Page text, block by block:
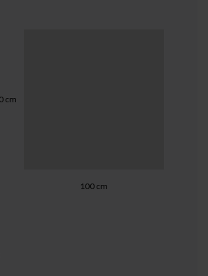
cm
100 cm